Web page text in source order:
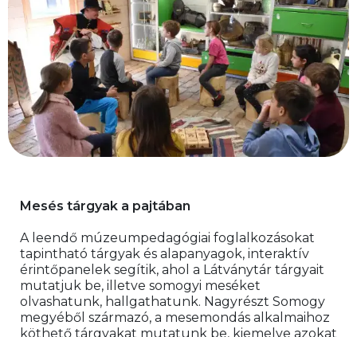
Mesés tárgyak a pajtában
A leendő múzeumpedagógiai foglalkozásokat
tapintható tárgyak és alapanyagok, interaktív
érintőpanelek segítik, ahol a Látványtár tárgyait
mutatjuk be, illetve somogyi meséket
olvashatunk, hallgathatunk. Nagyrészt Somogy
megyéből származó, a mesemondás alkalmaihoz
köthető tárgyakat mutatunk be, kiemelve azokat